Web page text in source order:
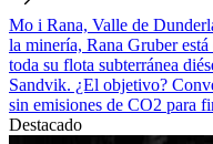
Mo i Rana, Valle de
la minería, Rana Gruber
toda su flota subterránea
Sandvik. ¿El objetivo?
sin emisiones de CO2 para
Destacado